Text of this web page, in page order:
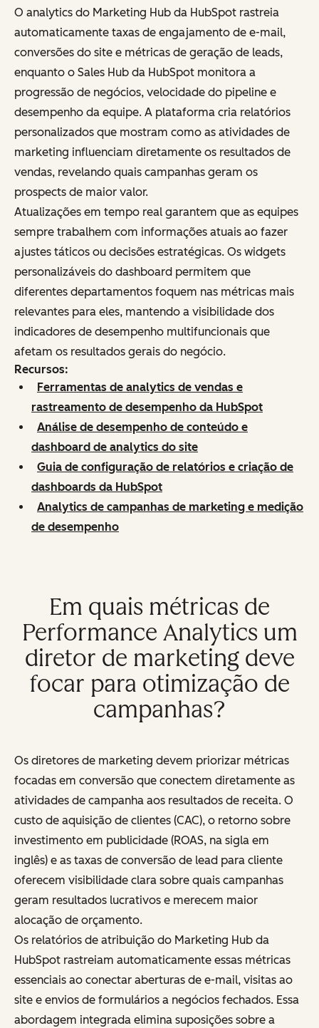
O analytics do Marketing Hub da HubSpot rastreia
automaticamente taxas de engajamento de e-mail,
conversões do site e métricas de geração de leads,
enquanto o Sales Hub da HubSpot monitora a
progressão de negócios, velocidade do pipeline e
desempenho da equipe. A plataforma cria relatórios
personalizados que mostram como as atividades de
marketing influenciam diretamente os resultados de
vendas, revelando quais campanhas geram os
prospects de maior valor.
Atualizações em tempo real garantem que as equipes
sempre trabalhem com informações atuais ao fazer
ajustes táticos ou decisões estratégicas. Os widgets
personalizáveis do dashboard permitem que
diferentes departamentos foquem nas métricas mais
relevantes para eles, mantendo a visibilidade dos
indicadores de desempenho multifuncionais que
afetam os resultados gerais do negócio.
Recursos:
Ferramentas de analytics de vendas e
rastreamento de desempenho da HubSpot
Análise de desempenho de conteúdo e
dashboard de analytics do site
Guia de configuração de relatórios e criação de
dashboards da HubSpot
Analytics de campanhas de marketing e medição
de desempenho
Em quais métricas de
Performance Analytics um
diretor de marketing deve
focar para otimização de
campanhas?
Os diretores de marketing devem priorizar métricas
focadas em conversão que conectem diretamente as
atividades de campanha aos resultados de receita. O
custo de aquisição de clientes (CAC), o retorno sobre
investimento em publicidade (ROAS, na sigla em
inglês) e as taxas de conversão de lead para cliente
oferecem visibilidade clara sobre quais campanhas
geram resultados lucrativos e merecem maior
alocação de orçamento.
Os relatórios de atribuição do Marketing Hub da
HubSpot rastreiam automaticamente essas métricas
essenciais ao conectar aberturas de e-mail, visitas ao
site e envios de formulários a negócios fechados. Essa
abordagem integrada elimina suposições sobre a